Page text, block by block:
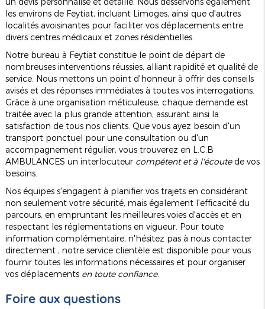
les environs de Feytiat, incluant Limoges, ainsi que d'autres
localités avoisinantes pour faciliter vos déplacements entre
divers centres médicaux et zones résidentielles.
Notre bureau à Feytiat constitue le point de départ de
nombreuses interventions réussies, alliant rapidité et qualité de
service. Nous mettons un point d'honneur à offrir des conseils
avisés et des réponses immédiates à toutes vos interrogations.
Grâce à une organisation méticuleuse, chaque demande est
traitée avec la plus grande attention, assurant ainsi la
satisfaction de tous nos clients. Que vous ayez besoin d'un
transport ponctuel pour une consultation ou d'un
accompagnement régulier, vous trouverez en L.C.B
AMBULANCES un interlocuteur compétent et à l'écoutede vos
besoins.
Nos équipes s'engagent à planifier vos trajets en considérant
non seulement votre sécurité, mais également l'efficacité du
parcours, en empruntant les meilleures voies d'accès et en
respectant les réglementations en vigueur. Pour toute
information complémentaire, n'hésitez pas à nous contacter
directement ; notre service clientèle est disponible pour vous
fournir toutes les informations nécessaires et pour organiser
vos déplacements en toute confiance.
Foire aux questions